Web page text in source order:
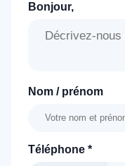
Bonjour,
Nom / prénom
Téléphone *